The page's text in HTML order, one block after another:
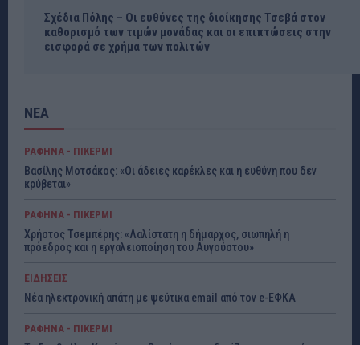
Σχέδια Πόλης – Οι ευθύνες της διοίκησης Τσεβά στον
καθορισμό των τιμών μονάδας και οι επιπτώσεις στην
εισφορά σε χρήμα των πολιτών
ΝΕΑ
ΡΑΦΗΝΑ - ΠΙΚΕΡΜΙ
Βασίλης Μοτσάκος: «Οι άδειες καρέκλες και η ευθύνη που δεν
κρύβεται»
ΡΑΦΗΝΑ - ΠΙΚΕΡΜΙ
Χρήστος Τσεμπέρης: «Λαλίστατη η δήμαρχος, σιωπηλή η
πρόεδρος και η εργαλειοποίηση του Αυγούστου»
ΕΙΔΗΣΕΙΣ
Νέα ηλεκτρονική απάτη με ψεύτικα email από τον e-ΕΦΚΑ
ΡΑΦΗΝΑ - ΠΙΚΕΡΜΙ